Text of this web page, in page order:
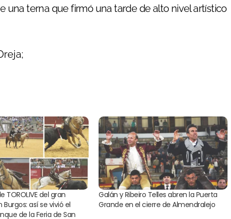
una terna que firmó una tarde de alto nivel artístico
TOROLIVE del gran
así se vivió el
de la Feria de San
Galán y Ribeiro Telles abren la Puerta
Grande en el cierre de Almendralejo